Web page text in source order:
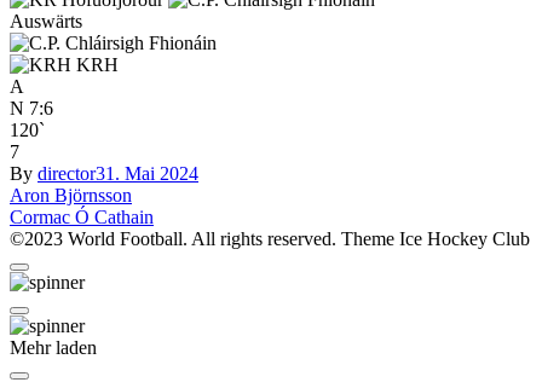
Auswärts
KRH
A
N 7:6
120`
7
By director31. Mai 2024
Beitragsnavigation
Aron Björnsson
Cormac Ó Cathain
©2023 World Football. All rights reserved. Theme Ice Hockey Club
Mehr laden